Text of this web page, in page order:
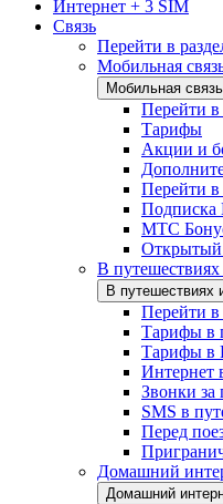
Интернет + 3 SIM
Связь
Перейти в
Мобильная
Мобильная связь
Перейти в
Тарифы
Акции и
Перейти
МТС
Открытый
В путешествиях
В путешествиях
Перейти в
Тарифы в
Тарифы в
Интернет
Звонки за
SMS в
Перед
Домашний
Домашний